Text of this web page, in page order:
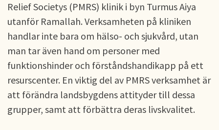
Relief Societys (PMRS) klinik i byn Turmus Aiya
utanför Ramallah. Verksamheten på kliniken
handlar inte bara om hälso- och sjukvård, utan
man tar även hand om personer med
funktionshinder och förståndshandikapp på ett
resurscenter. En viktig del av PMRS verksamhet är
att förändra landsbygdens attityder till dessa
grupper, samt att förbättra deras livskvalitet.